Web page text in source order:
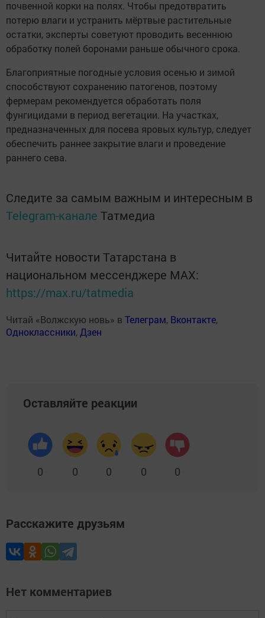
почвенной корки на полях. Чтобы предотвратить
потерю влаги и устранить мёртвые растительные
остатки, эксперты советуют проводить весеннюю
обработку полей боронами раньше обычного срока.
Благоприятные погодные условия осенью и зимой
способствуют сохранению патогенов, поэтому
фермерам рекомендуется обработать поля
фунгицидами в период вегетации. На участках,
предназначенных для посева яровых культур, следует
обеспечить раннее закрытие влаги и проведение
раннего сева.
Следите за самым важным и интересным в
Telegram-канале Татмедиа
Читайте новости Татарстана в
национальном мессенджере MАХ:
https://max.ru/tatmedia
Читай «Волжскую новь» в Телеграм, Вконтакте,
Одноклассники, Дзен
Оставляйте реакции
0 0 0 0 0
Расскажите друзьям
Нет комментариев